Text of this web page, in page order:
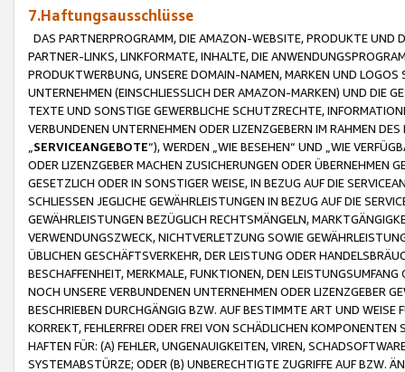
7.Haftungsausschlüsse
DAS PARTNERPROGRAMM, DIE AMAZON-WEBSITE, PRODUKTE UND
PARTNER-LINKS, LINKFORMATE, INHALTE, DIE
PRODUKTWERBUNG, UNSERE DOMAIN-NAMEN, MARKEN UND
UNTERNEHMEN (EINSCHLIESSLICH DER AMAZON-MARKEN) UND DIE
TEXTE UND SONSTIGE GEWERBLICHE SCHUTZRECHTE,
VERBUNDENEN UNTERNEHMEN ODER LIZENZGEBERN IM RAHMEN
SERVICEANGEBOTE“), WERDEN „WIE BESEHEN“ UND „WIE
ODER LIZENZGEBER MACHEN ZUSICHERUNGEN ODER ÜBERNEHMEN
GESETZLICH ODER IN SONSTIGER WEISE, IN BEZUG AUF DIE
SCHLIESSEN JEGLICHE GEWÄHRLEISTUNGEN IN BEZUG AUF DIE
GEWÄHRLEISTUNGEN BEZÜGLICH RECHTSMÄNGELN,
VERWENDUNGSZWECK, NICHTVERLETZUNG SOWIE
ÜBLICHEN GESCHÄFTSVERKEHR, DER LEISTUNG ODER
BESCHAFFENHEIT, MERKMALE, FUNKTIONEN, DEN
NOCH UNSERE VERBUNDENEN UNTERNEHMEN ODER LIZENZGEBER
BESCHRIEBEN DURCHGÄNGIG BZW. AUF BESTIMMTE ART UND
KORREKT, FEHLERFREI ODER FREI VON SCHÄDLICHEN
HAFTEN FÜR: (A) FEHLER, UNGENAUIGKEITEN, VIREN,
SYSTEMABSTÜRZE; ODER (B) UNBERECHTIGTE ZUGRIFFE AUF BZW.